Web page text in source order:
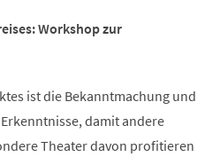
Workshop zur
ist die Bekanntmachung und
damit andere
Theater davon profitieren